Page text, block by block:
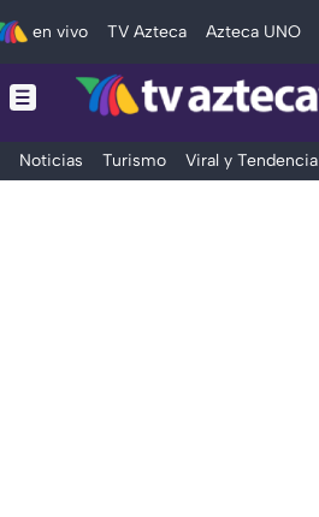
en vivo TV Azteca Azteca UNO
Noticias Turismo Viral y Tendencia